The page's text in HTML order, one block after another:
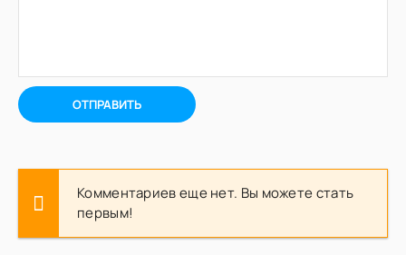
ОТПРАВИТЬ
Комментариев еще нет. Вы можете стать
первым!